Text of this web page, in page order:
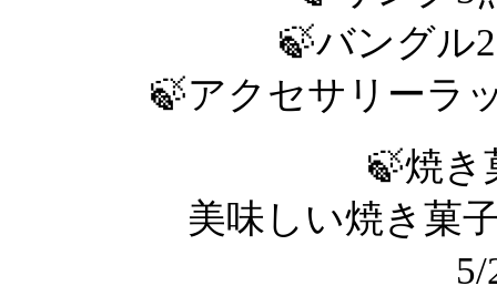
🍃バングル
🍃アクセサリーラ
🍃焼き
美味しい焼き菓